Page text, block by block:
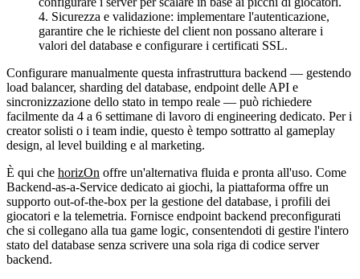
Sicurezza e validazione: implementare l'autenticazione,
garantire che le richieste del client non possano alterare i
valori del database e configurare i certificati SSL.
Configurare manualmente questa infrastruttura backend — gestendo
load balancer, sharding del database, endpoint delle API e
sincronizzazione dello stato in tempo reale — può richiedere
facilmente da 4 a 6 settimane di lavoro di engineering dedicato. Per i
creator solisti o i team indie, questo è tempo sottratto al gameplay
design, al level building e al marketing.
È qui che horizOn offre un'alternativa fluida e pronta all'uso. Come
Backend-as-a-Service dedicato ai giochi, la piattaforma offre un
supporto out-of-the-box per la gestione del database, i profili dei
giocatori e la telemetria. Fornisce endpoint backend preconfigurati
che si collegano alla tua game logic, consentendoti di gestire l'intero
stato del database senza scrivere una sola riga di codice server
backend.